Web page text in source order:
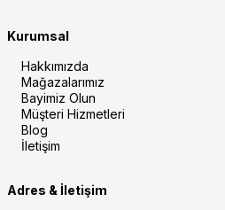
Kurumsal
Hakkımızda
Mağazalarımız
Bayimiz Olun
Müşteri Hizmetleri
Blog
İletişim
Adres & İletişim